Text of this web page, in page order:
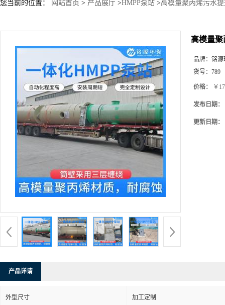
您当前的位置： 网站首页 > 产品展厅 >HMPP泵站 >高模量聚丙烯污水
高模量
品牌： 铭源
货号： 789
价格： ￥
发布日期：
更新日期：
产品详请
外型尺寸 加工定制